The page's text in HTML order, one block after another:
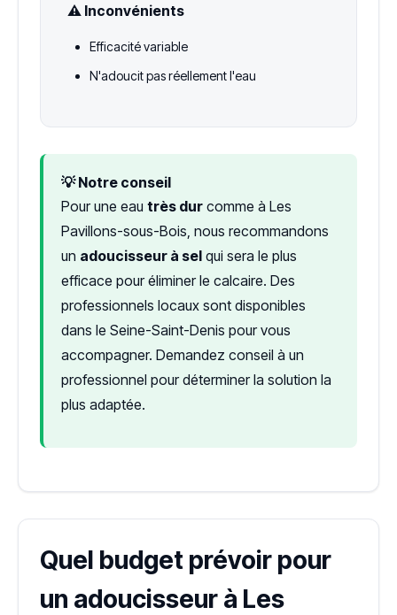
⚠️ Inconvénients
Efficacité variable
N'adoucit pas réellement l'eau
💡 Notre conseil
Pour une eau très dur comme à Les
Pavillons-sous-Bois, nous recommandons
un adoucisseur à sel qui sera le plus
efficace pour éliminer le calcaire. Des
professionnels locaux sont disponibles
dans le Seine-Saint-Denis pour vous
accompagner. Demandez conseil à un
professionnel pour déterminer la solution la
plus adaptée.
Quel budget prévoir pour
un adoucisseur à Les